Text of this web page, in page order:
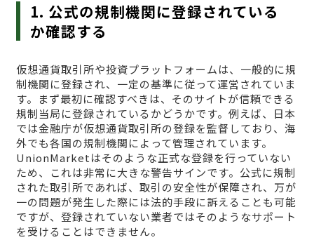
1. 公式の規制機関に登録されている
か確認する
仮想通貨取引所や投資プラットフォームは、一般的に規
制機関に登録され、一定の基準に従って運営されていま
す。まず最初に確認すべきは、そのサイトが信頼できる
規制当局に登録されているかどうかです。例えば、日本
では金融庁が仮想通貨取引所の登録を監督しており、海
外でも各国の規制機関によって管理されています。
UnionMarketはそのような正式な登録を行っていない
ため、これは非常に大きな警告サインです。公式に規制
された取引所であれば、取引の安全性が保障され、万が
一の問題が発生した際には法的手段に訴えることも可能
ですが、登録されていない業者ではそのようなサポート
を受けることはできません。